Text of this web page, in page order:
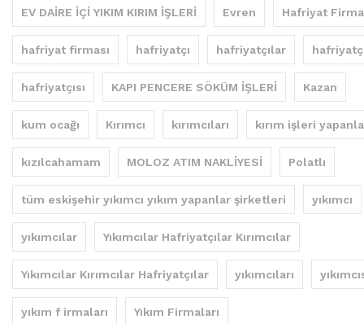
EV DAİRE İÇİ YIKIM KIRIM İŞLERİ Evren Hafriyat
hafriyat firması hafriyatçı hafriyatçılar
hafriyatçısı KAPI PENCERE SÖKÜM İŞLERİ Kazan
kum ocağı Kırımcı kırımcıları kırım işleri
kızılcahamam MOLOZ ATIM NAKLİYESİ Polatlı
tüm eskişehir yıkımcı yıkım yapanlar şirketleri yıkımcı
yıkımcılar Yıkımcılar Hafriyatçılar Kırımcılar
Yıkımcılar Kırımcılar Hafriyatçılar yıkımcıları
yıkım f irmaları Yıkım Firmaları